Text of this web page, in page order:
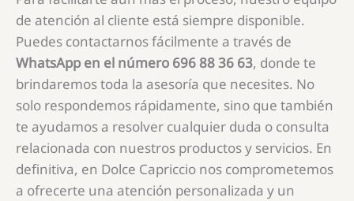
de atención al cliente está siempre disponible.
Puedes contactarnos fácilmente a través de
WhatsApp en el número 696 88 36 63, donde te
brindaremos toda la asesoría que necesites. No
solo respondemos rápidamente, sino que también
te ayudamos a resolver cualquier duda o consulta
relacionada con nuestros productos y servicios. En
definitiva, en Dolce Capriccio nos comprometemos
a ofrecerte una atención personalizada y un